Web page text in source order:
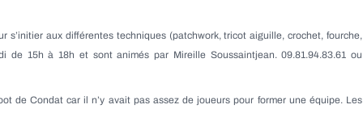
aux différentes techniques (patchwork, tricot aiguille, crochet, fourche,
15h à 18h et sont animés par Mireille Soussaintjean. 09.81.94.83.61 ou
de Condat car il n’y avait pas assez de joueurs pour former une équipe. Les